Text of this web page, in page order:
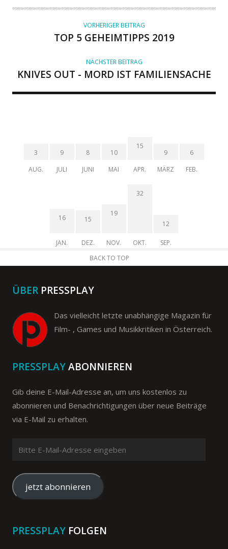
VORHERIGER BEITRAG
TOP 5 GEHEIMTIPPS 2019
NÄCHSTER BEITRAG
KNIVES OUT - MORD IST FAMILIENSACHE
3
AUG.
9
JULI
8
JUNI
10
MAI
15
APR.
9
MÄRZ
6
FEB.
16
JAN.
15
DEZ.
19
NOV.
32
OKT.
12
SEP.
BACK TO TOP
ÜBER PRESSPLAY
Das vielleicht letzte unabhängige Magazin für
Film- , Games und Musikkritiken in Österreich.
PRESSPLAYABONNIEREN
Gib deine E-Mail-Adresse an, um uns kostenlos zu
abonnieren und Benachrichtigungen über neue Beiträge
via E-Mail zu erhalten.
Mail-
Adresse
eingeben
jetzt abonnieren
PRESSPLAY FOLGEN